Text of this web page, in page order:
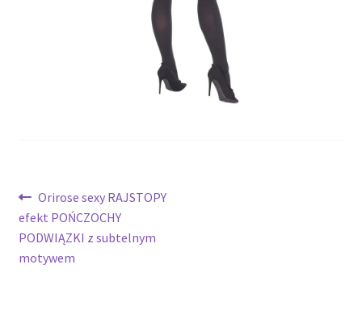
Nawigacja
wpisu
Poprzedni
wpis:
Orirose sexy RAJSTOPY
efekt POŃCZOCHY
PODWIĄZKI z subtelnym
motywem